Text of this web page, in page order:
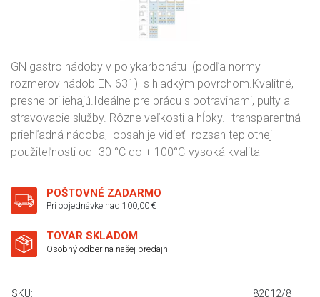
GN gastro nádoby v polykarbonátu (podľa normy
rozmerov nádob EN 631) s hladkým povrchom.Kvalitné,
presne priliehajú.Ideálne pre prácu s potravinami, pulty a
stravovacie služby. Rôzne veľkosti a hĺbky.- transparentná -
priehľadná nádoba, obsah je vidieť- rozsah teplotnej
použiteľnosti od -30 °C do + 100°C-vysoká kvalita
POŠTOVNÉ ZADARMO
Pri objednávke nad 100,00 €
TOVAR SKLADOM
Osobný odber na našej predajni
SKU:
82012/8